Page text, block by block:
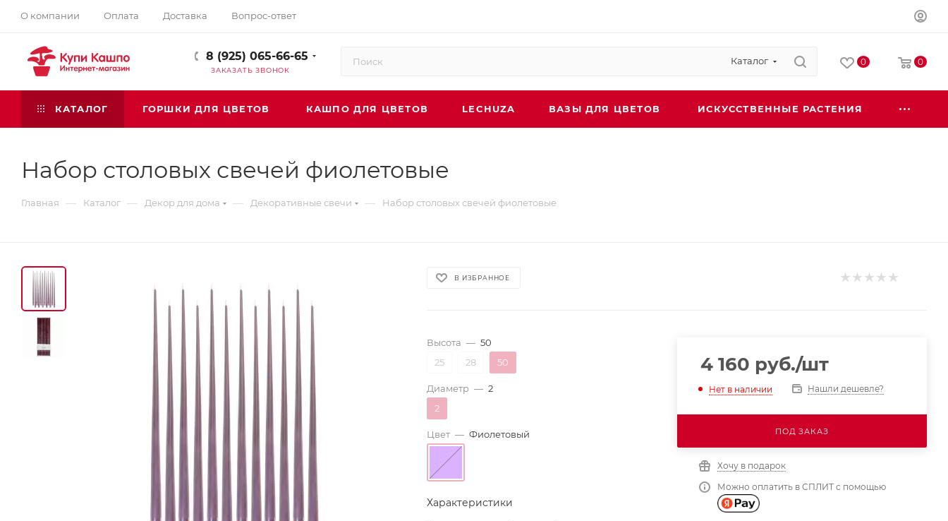
О компании Оплата Доставка Вопрос-ответ
8 (925) 065-66-65
ЗАКАЗАТЬ ЗВОНОК
Каталог 0 0
КАТАЛОГ ГОРШКИ ДЛЯ ЦВЕТОВ КАШПО ДЛЯ ЦВЕТОВ LECHUZA ВАЗЫ ДЛЯ ЦВЕТОВ ИСКУССТВЕННЫЕ РАСТЕНИЯ
Набор столовых свечей фиолетовые
Главная — Каталог — Декор для дома — Декоративные свечи — Набор столовых свечей фиолетовые
В ИЗБРАННОЕ
Высота — 50
25
28 50
Диаметр — 2
2
Цвет — Фиолетовый
Характеристики
4 160 руб./шт
Нет в наличии Нашли дешевле?
ПОД ЗАКАЗ
Хочу в подарок
Можно оплатить в СПЛИТ с помощью